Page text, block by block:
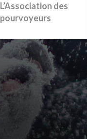
L’Association des
pourvoyeurs